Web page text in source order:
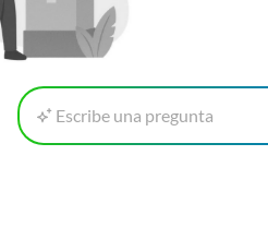
Escribe una pregunta